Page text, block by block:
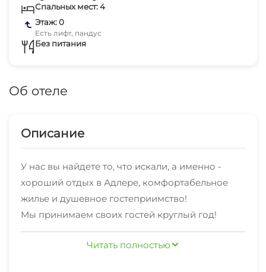
Спальных мест: 4
Этаж: 0
Есть лифт, пандус
Без питания
Об отеле
Описание
У нас вы найдете то, что искали, а именно -
хороший отдых в Адлере, комфортабельное
жилье и душевное гостеприимство!
Мы принимаем своих гостей круглый год!
На территории работает хороший интернет.
Проводим регулярную уборку.
Читать полностью